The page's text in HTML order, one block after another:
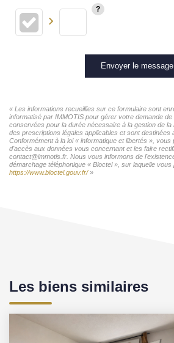
Envoyer le message
« Les informations recueillies sur ce formulaire sont
informatisé par IMMOTIS pour gérer votre demande
conservées pour la durée nécessaire à la gestion de
des prescriptions légales applicables et sont destinées
Conformément à la loi « informatique et libertés »,
d'accès aux données vous concernant et les faire
contact@immotis.fr. Nous vous informons de
démarchage téléphonique « Bloctel », sur laquelle
https://www.bloctel.gouv.fr/»
Les biens similaires